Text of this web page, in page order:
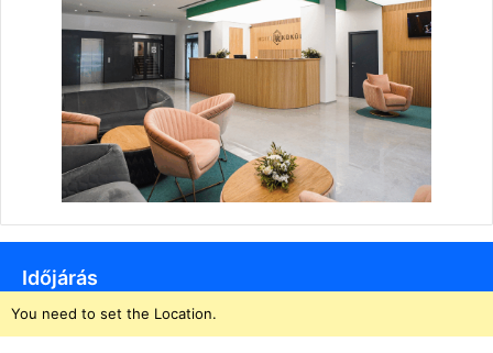
Időjárás
You need to set the Location.